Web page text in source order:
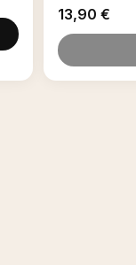
13,90 €